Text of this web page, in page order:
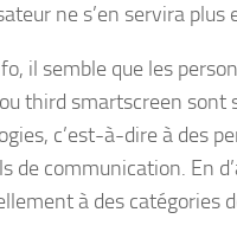
ne s’en servira plus
il semble que les
third smartscreen
c’est-à-dire à des
de communication. En
à des catégories